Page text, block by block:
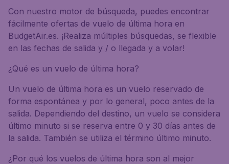
Con nuestro motor de búsqueda, puedes encontrar
fácilmente ofertas de vuelo de última hora en
BudgetAir.es. ¡Realiza múltiples búsquedas, se flexible
en las fechas de salida y / o llegada y a volar!
¿Qué es un vuelo de última hora?
Un vuelo de última hora es un vuelo reservado de
forma espontánea y por lo general, poco antes de la
salida. Dependiendo del destino, un vuelo se considera
último minuto si se reserva entre 0 y 30 días antes de
la salida. También se utiliza el término último minuto.
¿Por qué los vuelos de última hora son al mejor